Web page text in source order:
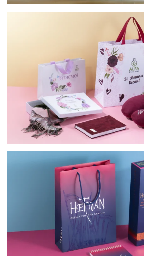
КОРПОРАТИВНІ ПОДАРУНКИ ДО
КОМПЛЕКСНИЙ
БРЕНДУ ГЕТЬМАН